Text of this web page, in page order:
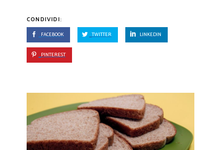
CONDIVIDI:
FACEBOOK TWITTER LINKEDIN
PINTEREST